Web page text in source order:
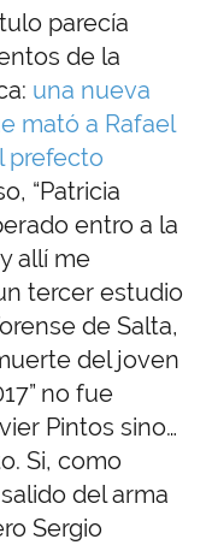
parecía
de la
una nueva
mató a Rafael
prefecto
“Patricia
entro a la
allí me
tercer estudio
de Salta,
del joven
no fue
Pintos sino…
Si, como
del arma
Sergio